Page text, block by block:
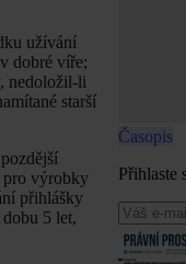
užívání
dobré víře;
nedoložil-li
starší
pro výrobky
přihlášky
5 let,
Časopis
Přihlaste